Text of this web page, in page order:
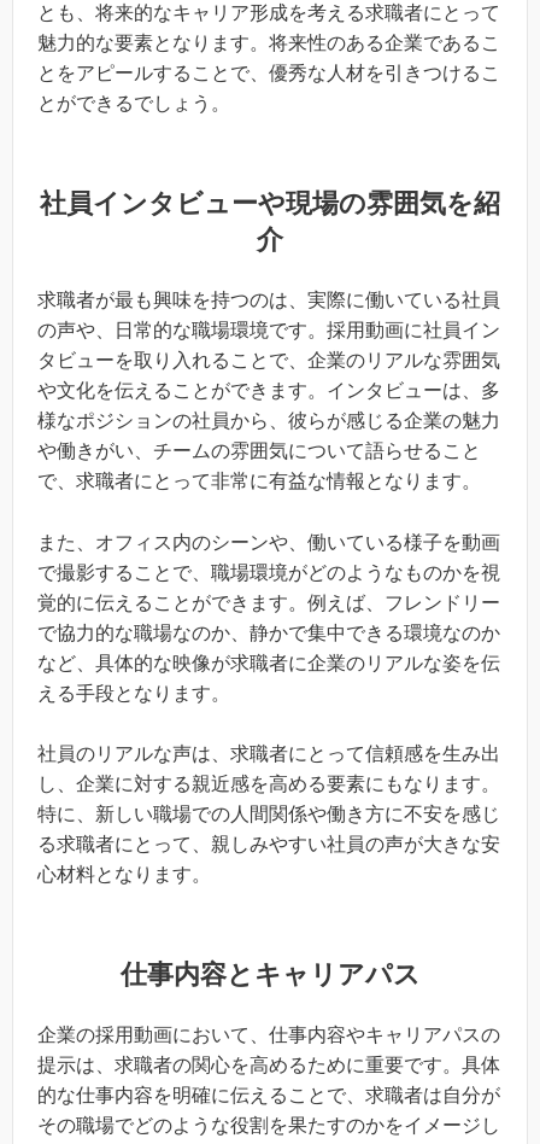
とも、将来的なキャリア形成を考える求職者にとって
魅力的な要素となります。将来性のある企業であるこ
とをアピールすることで、優秀な人材を引きつけるこ
とができるでしょう。
社員インタビューや現場の雰囲気を紹
介
求職者が最も興味を持つのは、実際に働いている社員
の声や、日常的な職場環境です。採用動画に社員イン
タビューを取り入れることで、企業のリアルな雰囲気
や文化を伝えることができます。インタビューは、多
様なポジションの社員から、彼らが感じる企業の魅力
や働きがい、チームの雰囲気について語らせること
で、求職者にとって非常に有益な情報となります。
また、オフィス内のシーンや、働いている様子を動画
で撮影することで、職場環境がどのようなものかを視
覚的に伝えることができます。例えば、フレンドリー
で協力的な職場なのか、静かで集中できる環境なのか
など、具体的な映像が求職者に企業のリアルな姿を伝
える手段となります。
社員のリアルな声は、求職者にとって信頼感を生み出
し、企業に対する親近感を高める要素にもなります。
特に、新しい職場での人間関係や働き方に不安を感じ
る求職者にとって、親しみやすい社員の声が大きな安
心材料となります。
仕事内容とキャリアパス
企業の採用動画において、仕事内容やキャリアパスの
提示は、求職者の関心を高めるために重要です。具体
的な仕事内容を明確に伝えることで、求職者は自分が
その職場でどのような役割を果たすのかをイメージし